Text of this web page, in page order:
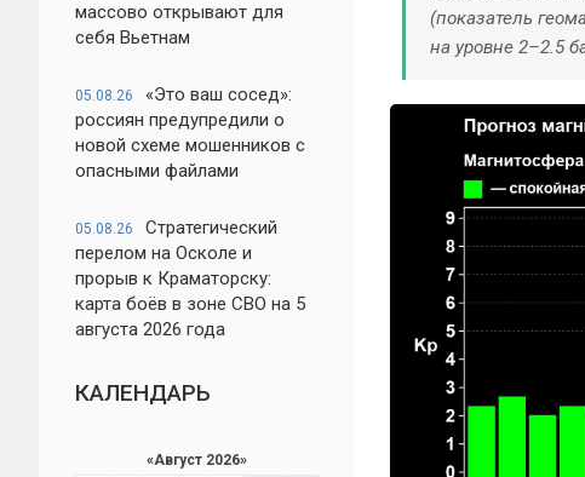
массово открывают для
себя Вьетнам
05.08.26
«Это ваш сосед»:
россиян предупредили о
новой схеме мошенников с
опасными файлами
05.08.26
Стратегический
перелом на Осколе и
прорыв к Краматорску:
карта боёв в зоне СВО на 5
августа 2026 года
КАЛЕНДАРЬ
«Август 2026»
(показатель
на уровне 2–2.5